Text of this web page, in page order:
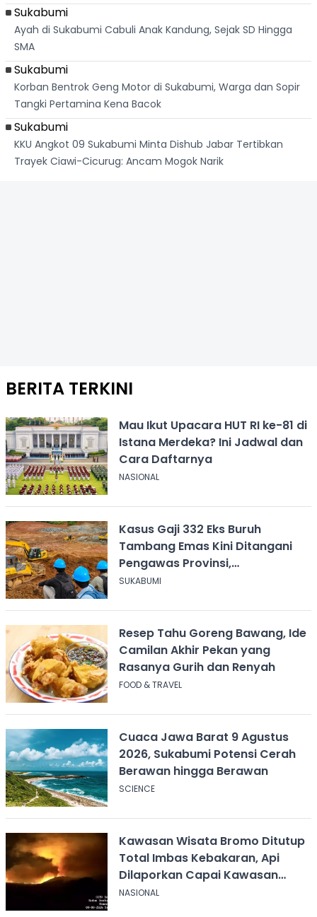
Sukabumi
Ayah di Sukabumi Cabuli Anak Kandung, Sejak SD Hingga
SMA
Sukabumi
Korban Bentrok Geng Motor di Sukabumi, Warga dan Sopir
Tangki Pertamina Kena Bacok
Sukabumi
KKU Angkot 09 Sukabumi Minta Dishub Jabar Tertibkan
Trayek Ciawi-Cicurug: Ancam Mogok Narik
BERITA TERKINI
Mau Ikut Upacara HUT RI ke-81 di
Istana Merdeka? Ini Jadwal dan
Cara Daftarnya
NASIONAL
Kasus Gaji 332 Eks Buruh
Tambang Emas Kini Ditangani
Pengawas Provinsi,
Disnakertrans Sukabumi Terus
SUKABUMI
Resep Tahu Goreng Bawang, Ide
Camilan Akhir Pekan yang
Rasanya Gurih dan Renyah
FOOD & TRAVEL
Cuaca Jawa Barat 9 Agustus
2026, Sukabumi Potensi Cerah
Berawan hingga Berawan
SCIENCE
Kawasan Wisata Bromo Ditutup
Total Imbas Kebakaran, Api
Dilaporkan Capai Kawasan
Sabana
NASIONAL